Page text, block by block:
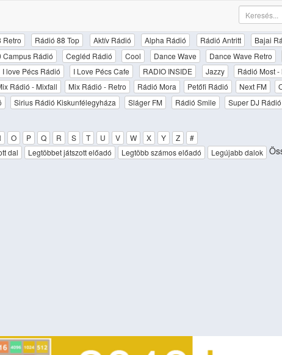
Retro Rádió 88 Top Aktív Rádió Alpha Rádió Rádió Antritt Bajai
Campus Rádió Cegléd Rádió Cool Dance Wave Dance Wave Retro
I love Pécs Rádió I Love Pécs Cafe RADIO INSIDE Jazzy Rádió Most
Rádió - Mixfall Mix Rádió - Retro Rádió Mora Petőfi Rádió Next FM
Sirius Rádió Kiskunfélegyháza Sláger FM Rádió Smile Super DJ Rádió
O P Q R S T U V W X Y Z
#
dal Legtöbbet játszott előadó Legtöbb számos előadó Legújabb dalok